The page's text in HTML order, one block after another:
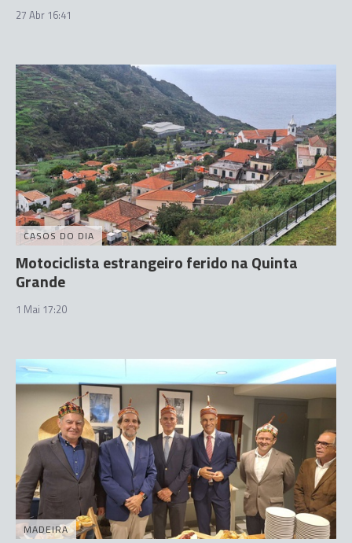
27 Abr 16:41
CASOS DO DIA
Motociclista estrangeiro ferido na Quinta
Grande
1 Mai 17:20
MADEIRA